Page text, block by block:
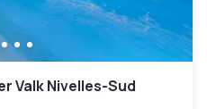
Valk Nivelles-Sud